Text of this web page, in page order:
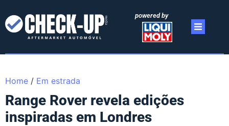
powered by
Home / Em estrada
Range Rover revela edições
inspiradas em Londres